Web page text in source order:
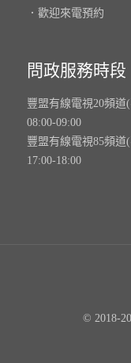
．歡迎來電預約
問政服務時段
豐盟有線電視20頻道
08:00-09:00
豐盟有線電視85頻道
17:00-18:00
© 2018-